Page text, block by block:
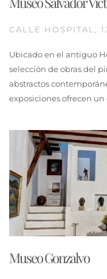
CALLE HOSPITAL,
Ubicado en el antiguo
selección de obras del
abstractos
exposiciones ofrecen
Museo Gonzalvo